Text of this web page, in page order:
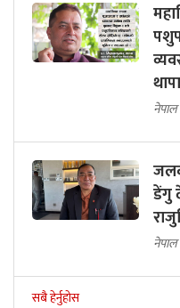
थापा
डेंगु
सबै हेर्नुहोस